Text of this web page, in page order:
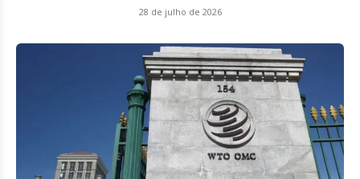
28 de julho de 2026